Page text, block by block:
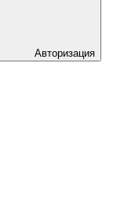
Авторизация